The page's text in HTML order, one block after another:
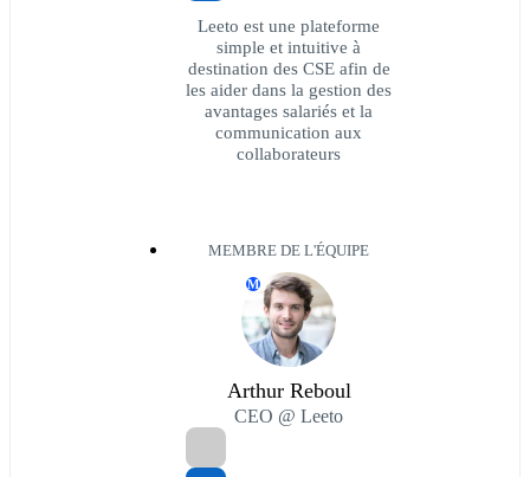
Leeto est une plateforme
simple et intuitive à
destination des CSE afin de
les aider dans la gestion des
avantages salariés et la
communication aux
collaborateurs
MEMBRE DE L'ÉQUIPE
M
Arthur Reboul
CEO @ Leeto